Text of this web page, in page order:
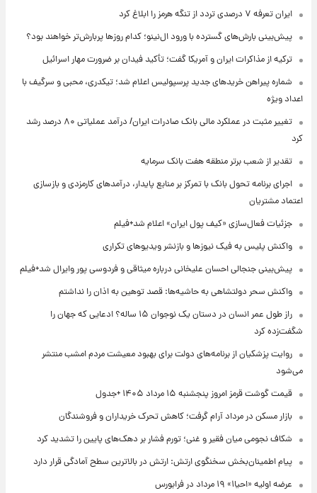
ایران تعرفه ۷ درصدی تردد از تنگه هرمز را ابلاغ کرد
پیش‌بینی بارش‌های گسترده با ورود ال‌نینو؛ کدام روزها پربارش‌تر خواهند بود؟
ترکیه از مذاکرات ایران و آمریکا گفت؛ تأکید فیدان بر ضرورت مهار اسرائیل
شماره پیراهن خریدهای جدید پرسپولیس اعلام شد؛ تیکدری، محبی و سرگیف با
اعداد ویژه
تغییر مثبت در عملکرد مالی بانک صادرات ایران/ درآمد عملیاتی ۸۰ درصد رشد
کرد
تقدیر از شعب برتر منطقه هفت بانک سرمایه
اجرای برنامه تحول بانک با تمرکز بر منابع پایدار، درآمدهای کارمزدی و بازسازی
اعتماد مشتریان
جزئیات فعال‌سازی «کیف پول ایران» اعلام شد+فیلم
واکنش پلیس به فیک نیوزها و بازنشر ویدیوهای تکراری
پیش‌بینی جنجالی احسان علیخانی درباره میثاقی و فردوسی پور وایرال شد+فیلم
واکنش سحر دولتشاهی به حاشیه‌ها: قصد توهین به اذان را نداشتم
راز طول عمر انسان در دستان یک نوجوان ۱۵ ساله؟ ادعایی که جهان را
شگفت‌زده کرد
روایت پزشکیان از برنامه‌های دولت برای بهبود معیشت مردم امشب منتشر
می‌شود
قیمت گوشت قرمز امروز پنجشنبه ۱۵ مرداد ۱۴۰۵ +جدول
بازار مسکن در مرداد آرام گرفت؛ کاهش تحرک خریداران و فروشندگان
شکاف نجومی میان فقیر و غنی؛ تورم فشار بر دهک‌های پایین را تشدید کرد
پیام اطمینان‌بخش سخنگوی ارتش: ارتش در بالاترین سطح آمادگی قرار دارد
عرضه اولیه «احیا۱» ۱۹ مرداد در فرابورس